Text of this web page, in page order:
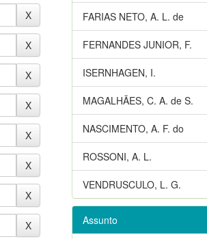
FARIAS NETO, A. L. de
FERNANDES JUNIOR, F.
ISERNHAGEN, I.
MAGALHÃES, C. A. de S.
NASCIMENTO, A. F. do
ROSSONI, A. L.
VENDRUSCULO, L. G.
Assunto